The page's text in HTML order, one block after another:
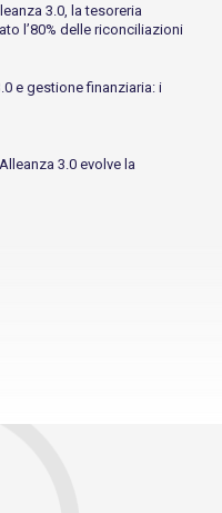
3.0, la tesoreria
l’80% delle riconciliazioni
e gestione finanziaria: i
3.0 evolve la